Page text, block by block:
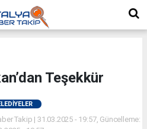
Teşekkür
Takip | 31.03.2025 - 19:57, Güncelleme: